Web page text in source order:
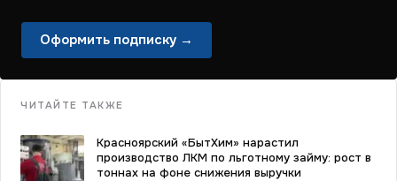
Оформить подписку →
ЧИТАЙТЕ ТАКЖЕ
Красноярский «БытХим» нарастил
производство ЛКМ по льготному займу: рост в
тоннах на фоне снижения выручки